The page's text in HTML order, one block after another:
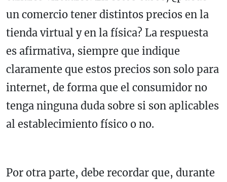
un comercio tener distintos precios en la
tienda virtual y en la física? La respuesta
es afirmativa, siempre que indique
claramente que estos precios son solo para
internet, de forma que el consumidor no
tenga ninguna duda sobre si son aplicables
al establecimiento físico o no.
Por otra parte, debe recordar que, durante